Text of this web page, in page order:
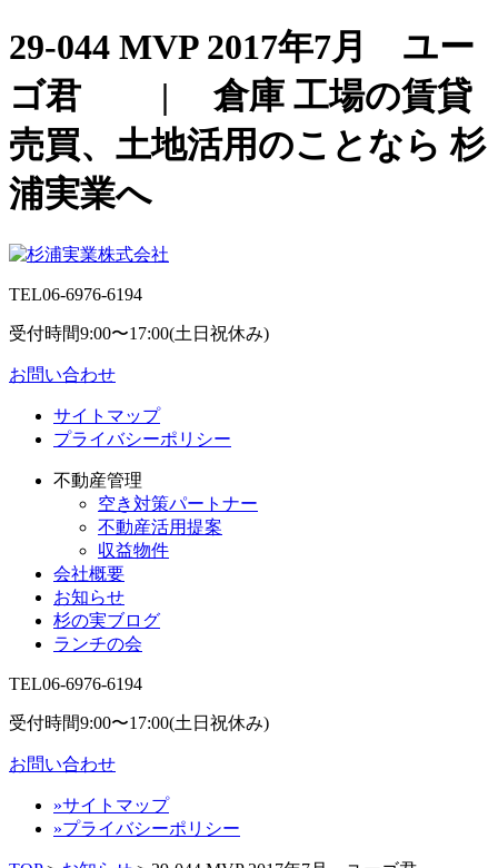
29-044 MVP 2017年7月 ユー
ゴ君 | 倉庫 工場の賃貸
売買、土地活用のことなら 杉
浦実業へ
TEL06-6976-6194
受付時間9:00〜17:00(土日祝休み)
お問い合わせ
サイトマップ
プライバシーポリシー
不動産管理
空き対策パートナー
不動産活用提案
収益物件
会社概要
お知らせ
杉の実ブログ
ランチの会
TEL06-6976-6194
受付時間9:00〜17:00(土日祝休み)
お問い合わせ
»サイトマップ
»プライバシーポリシー